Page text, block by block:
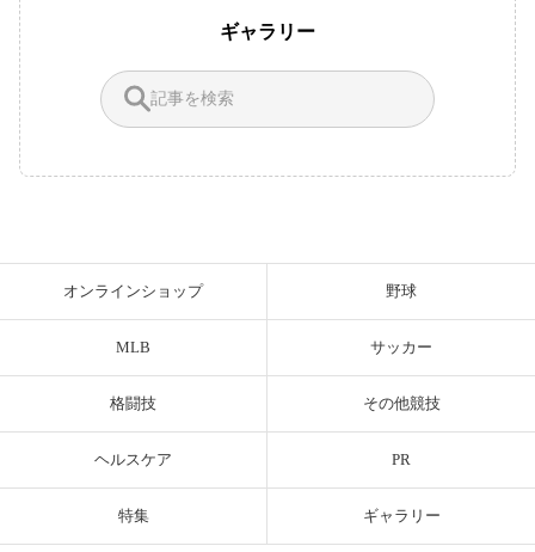
ギャラリー
オンラインショップ 野球
MLB サッカー
格闘技 その他競技
ヘルスケア PR
特集 ギャラリー